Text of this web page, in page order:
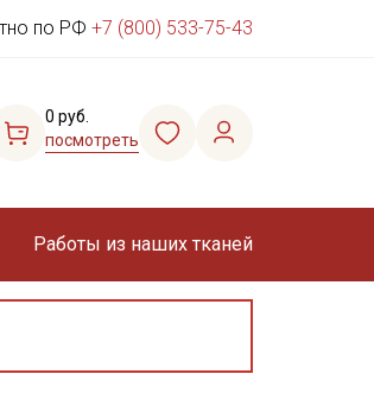
по РФ +7 (800) 533-75-43
0 руб.
посмотреть
Работы из наших тканей